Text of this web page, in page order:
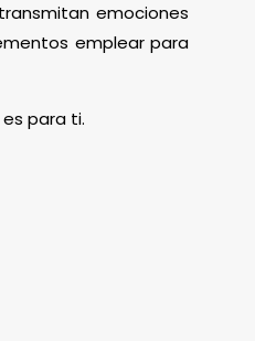
emociones
emplear para
para ti.